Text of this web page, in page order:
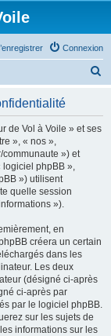
Connexion
de Vol à Voile » et ses
», « nos »,
communaute ») et
logiciel phpBB »,
») utilisent
quelle session
»).
en
créera un certain
dans les
Les deux
(désigné ci-après
ci-après par
par le logiciel phpBB.
sur les sujets de
informations sur les